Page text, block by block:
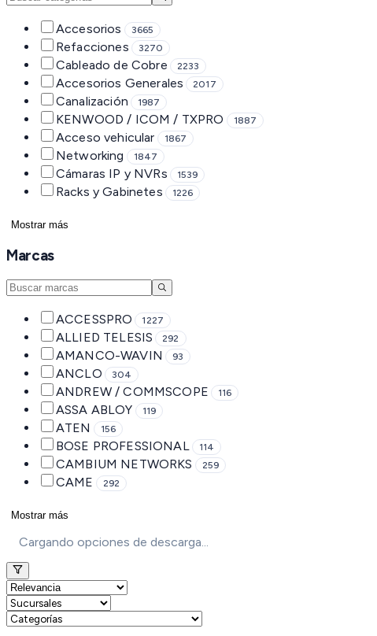
Accesorios 3665
Refacciones 3270
Cableado de Cobre 2233
Accesorios Generales 2017
Canalización 1987
KENWOOD / ICOM / TXPRO 1887
Acceso vehicular 1867
Networking 1847
Cámaras IP y NVRs 1539
Racks y Gabinetes 1226
Mostrar más
Marcas
ACCESSPRO 1227
ALLIED TELESIS 292
AMANCO-WAVIN 93
ANCLO 304
ANDREW / COMMSCOPE 116
ASSA ABLOY 119
ATEN 156
BOSE PROFESSIONAL 114
CAMBIUM NETWORKS 259
CAME 292
Mostrar más
Cargando opciones de descarga...